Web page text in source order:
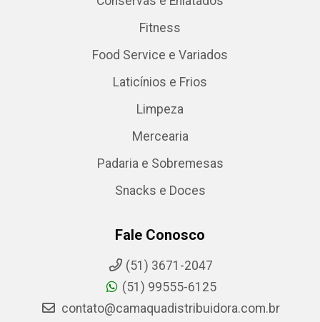
Fitness
Food Service e Variados
Laticínios e Frios
Limpeza
Mercearia
Padaria e Sobremesas
Snacks e Doces
Fale Conosco
(51) 3671-2047
(51) 99555-6125
contato@camaquadistribuidora.com.br